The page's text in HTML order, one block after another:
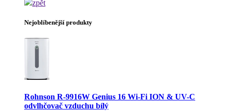
zpět
Nejoblíbenější produkty
Rohnson R-9916W Genius 16 Wi-Fi ION & UV-C
odvlhčovač vzduchu bílý